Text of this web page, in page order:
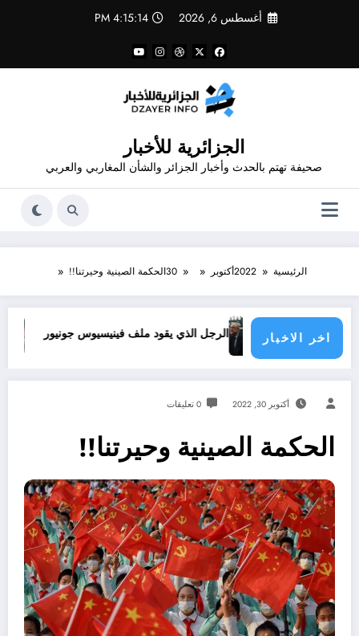
أغسطس 6, 2026 4:15:14 PM
الجزائرية للأخبار
صحيفة تهتم بالحدث وأخبار الجزائر والشأن المغاربي والعربي
الرئيسية 2022أكتوبر 30الحكمة الصينية وحيرتنا!!
اخر الاخبارالأطراف الرجل الذي يقود ملف فينيسيوس جونيور قانون المؤثرات العقلية في الجزائر
أكتوبر 30, 2022 0 تعليقات
الحكمة الصينية وحيرتنا!!